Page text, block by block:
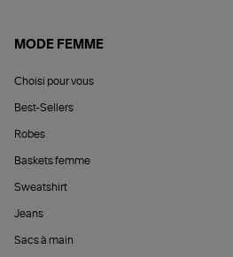
MODE FEMME
Choisi pour vous
Best-Sellers
Robes
Baskets femme
Sweatshirt
Jeans
Sacs à main